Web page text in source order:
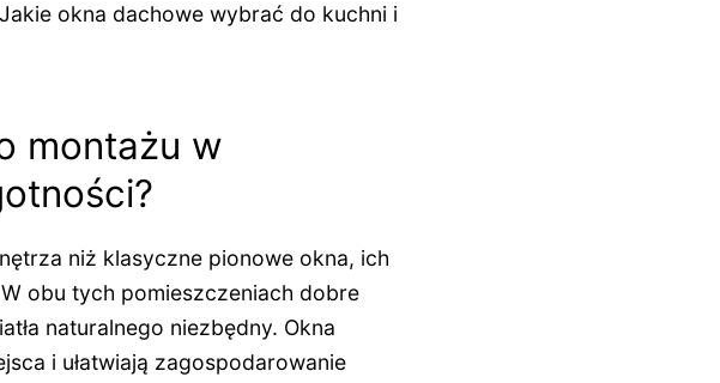
okna dachowe wybrać do kuchni i
montażu w
niż klasyczne pionowe okna, ich
obu tych pomieszczeniach dobre
naturalnego niezbędny. Okna
i ułatwiają zagospodarowanie